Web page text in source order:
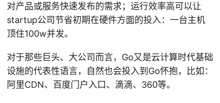
对产品或服务快速发布的需求；运行效率高可以让
startup公司节省初期在硬件方面的投入：一台主机
顶住100w并发。
对于那些巨头、大公司而言，Go又是云计算时代基础
设施的代表性语言，自然也会投入到Go怀抱，比如：
阿里CDN、百度门户入口、滴滴、360等。